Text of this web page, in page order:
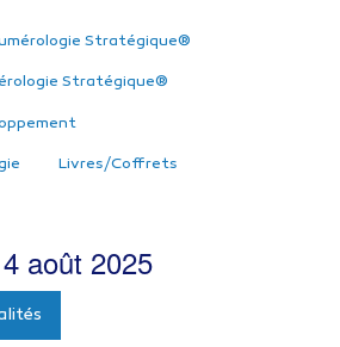
Stratégique®
Stratégique®
Livres/Coffrets
août 2025